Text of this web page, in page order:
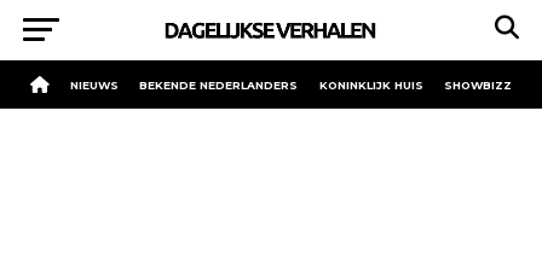
NIEUWS BEKENDE NEDERLANDERS KONINKLIJK HUIS SHOWBIZZ